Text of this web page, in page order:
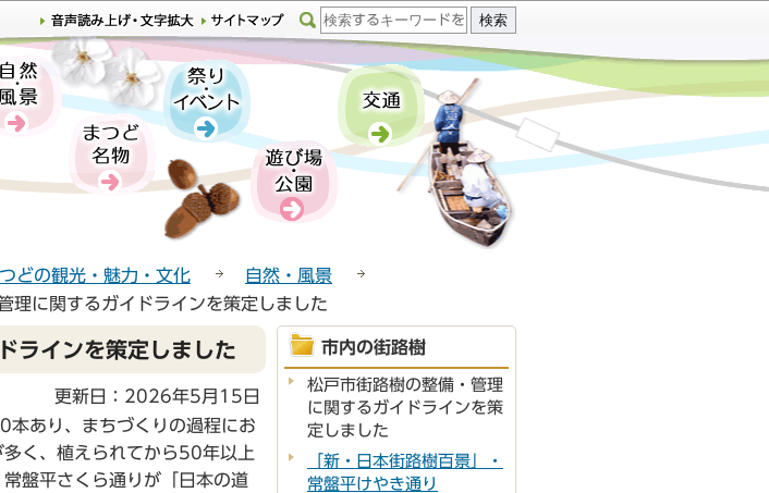
ジの本文へ移動
どの観光・魅力・文化
自然・風景
理に関するガイドラインを策定しました
ラインを策定しました
更新日：2026年5月15日
あり、まちづくりの過程にお
く、植えられてから50年以上
盤平さくら通りが「日本の道
市内の街路樹
松戸市街路樹の整備・管理
に関するガイドラインを策
定しました
「新・日本街路樹百景」・
常盤平けやき通り